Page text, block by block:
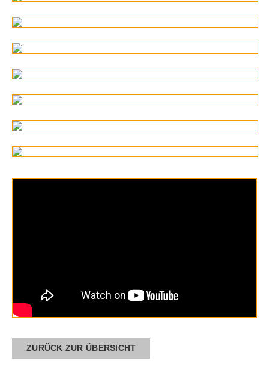
ZURÜCK ZUR ÜBERSICHT